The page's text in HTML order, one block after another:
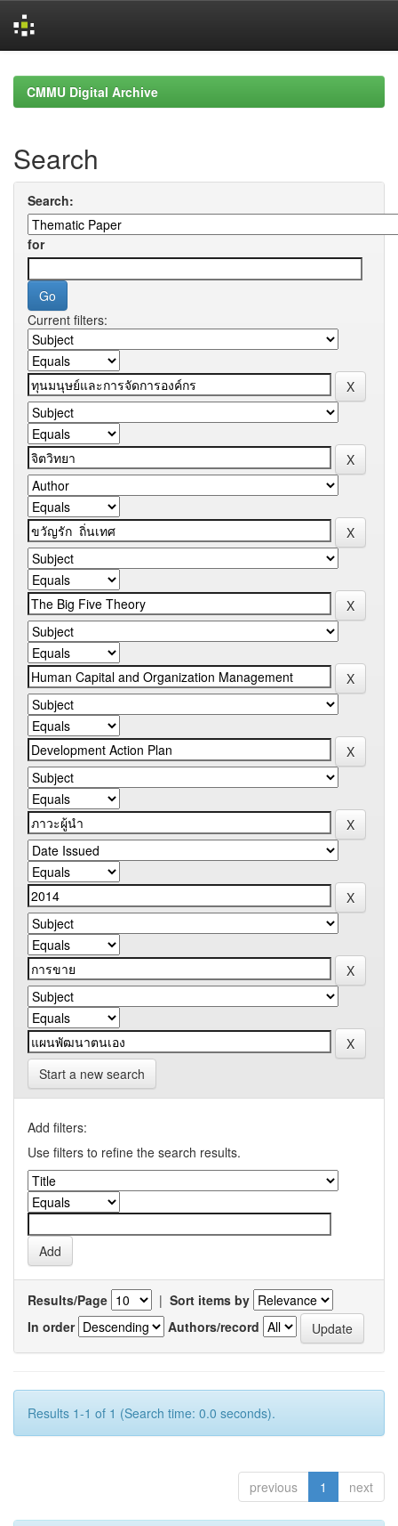
navigationCMMU Digital Archive
Search
Search:
for
Current filters:
Start a new search
Add filters:
Use filters to refine the search results.
Results/Page | Sort items by
In order
Authors/record
Results 1-1 of 1 (Search time: 0.0 seconds).
previous 1 next